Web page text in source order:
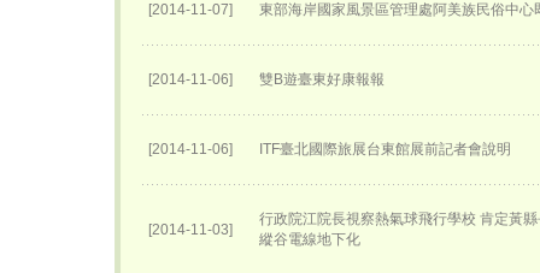
[2014-11-07] 東部海岸國家風景區管理處阿美族民俗中
[2014-11-06] 雙B遊臺東好康報報
[2014-11-06] ITF臺北國際旅展台東館展前記者會說明
[2014-11-03]
行政院江院長視察熱氣球飛行學校 肯定黃
縱谷電線地下化